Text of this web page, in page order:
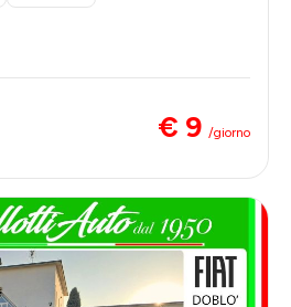
€ 9 /giorno